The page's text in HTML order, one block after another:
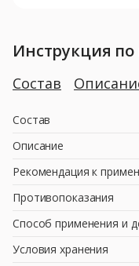
Инструкция
Состав
Состав
Описание
Рекомендация к
Противопоказания
Способ применения и
Условия хранения